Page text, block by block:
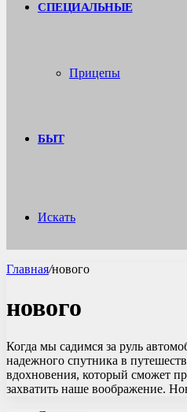
СПЕЦИАЛЬНЫЕ
Прицепы
БЫТ
Искать
Главная/нового
нового
Когда мы садимся за руль
надежного спутника в
вдохновения, который сможет
захватить наше воображение.